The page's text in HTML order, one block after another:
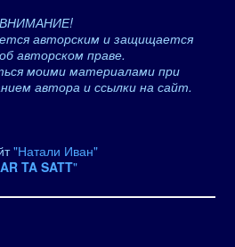
ВНИМАНИЕ!
авторским и защищается
авторском праве.
моими материалами при
автора и ссылки на сайт.
"Натали Иван"
TA SATT"